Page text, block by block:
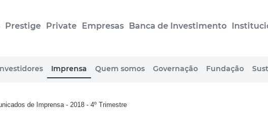
Prestige Private Empresas Banca de Investimento
Imprensa Quem somos Governação Fundação
de Imprensa - 2018 - 4º Trimestre